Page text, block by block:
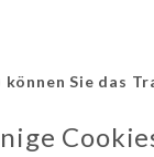
Sie das